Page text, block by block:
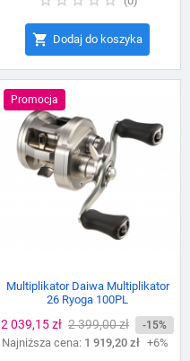
 Dodaj do koszyka
Promocja
Multiplikator Daiwa Multiplikator
26 Ryoga 100PL
Cena
2 039,15 zł Cena
podstawowa
2 399,00 zł -15%
Najniższa cena: 1 919,20 zł +6%